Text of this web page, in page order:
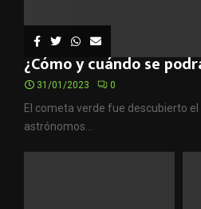
¿Cómo y cuándo se
31/01/2023 0
El cometa verde fue descubierto
astrónomos...